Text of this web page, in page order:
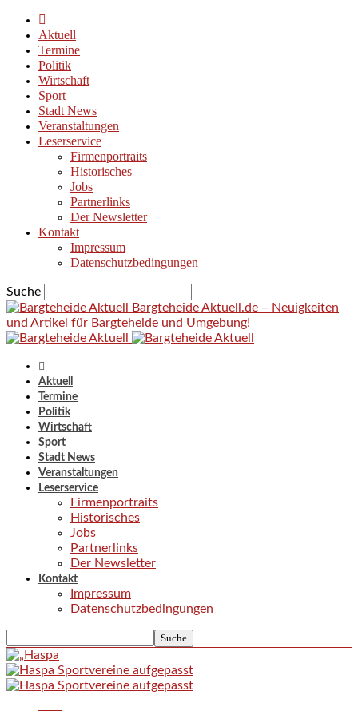
Aktuell
Termine
Politik
Wirtschaft
Sport
Stadt News
Veranstaltungen
Leserservice
Firmenportraits
Historisches
Jobs
Partnerlinks
Der Newsletter
Kontakt
Impressum
Datenschutzbedingungen
Suche
Bargteheide Aktuell.de – Neuigkeiten
und Artikel für Bargteheide und Umgebung!
Aktuell
Termine
Politik
Wirtschaft
Sport
Stadt News
Veranstaltungen
Leserservice
Firmenportraits
Historisches
Jobs
Partnerlinks
Der Newsletter
Kontakt
Impressum
Datenschutzbedingungen